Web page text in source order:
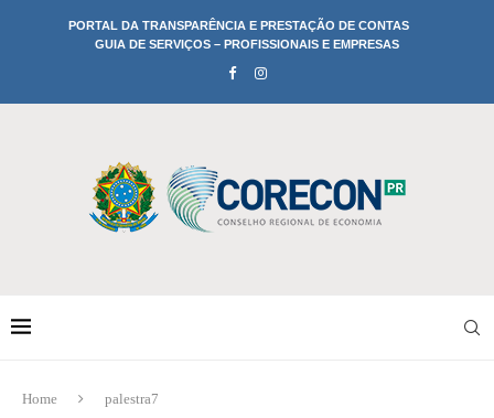
PORTAL DA TRANSPARÊNCIA E PRESTAÇÃO DE CONTAS
GUIA DE SERVIÇOS – PROFISSIONAIS E EMPRESAS
Home palestra7